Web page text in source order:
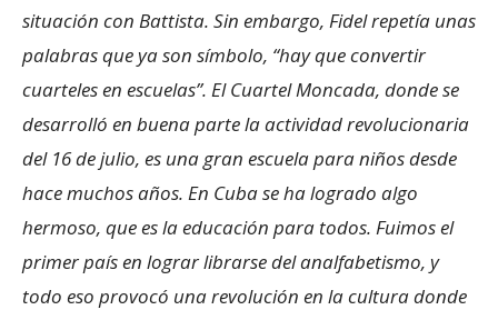
situación con Battista. Sin embargo, Fidel repetía unas
palabras que ya son símbolo, “hay que convertir
cuarteles en escuelas”. El Cuartel Moncada, donde se
desarrolló en buena parte la actividad revolucionaria
del 16 de julio, es una gran escuela para niños desde
hace muchos años. En Cuba se ha logrado algo
hermoso, que es la educación para todos. Fuimos el
primer país en lograr librarse del analfabetismo, y
todo eso provocó una revolución en la cultura donde